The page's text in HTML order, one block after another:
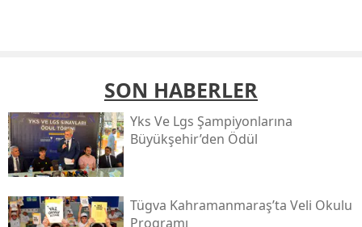
SON HABERLER
Yks Ve Lgs Şampiyonlarına
Büyükşehir’den Ödül
Tügva Kahramanmaraş’ta Veli Okulu
Programı